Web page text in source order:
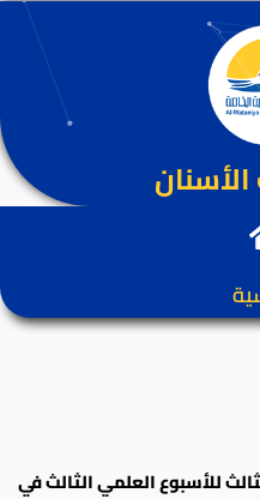
للأسبوع العلمي الثالث في